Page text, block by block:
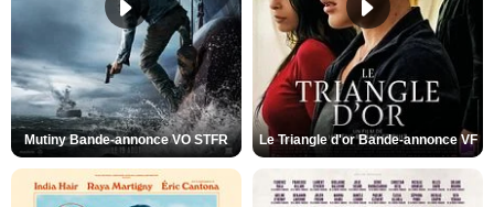
Mutiny Bande-annonce VO STFR Le Triangle d'or Bande-annonce VF